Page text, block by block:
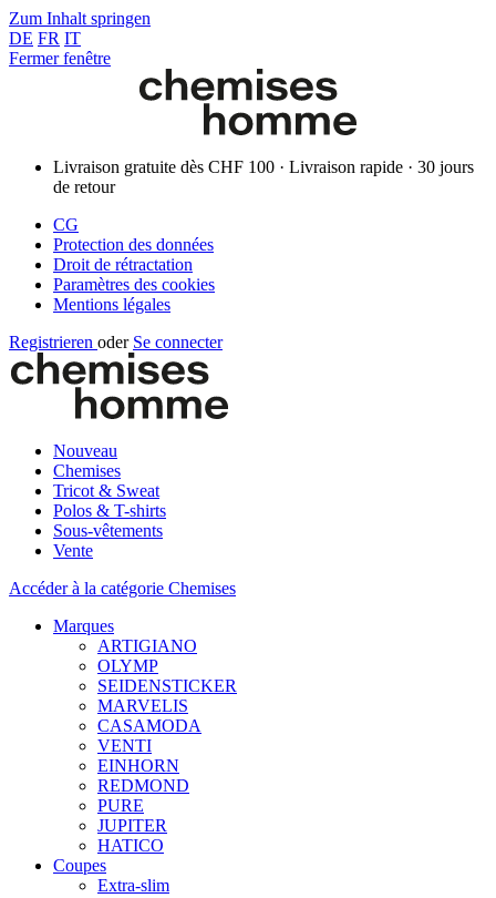
Zum Inhalt springen
DE FR IT
Fermer fenêtre
Livraison gratuite dès CHF 100 · Livraison rapide · 30 jours
de retour
CG
Protection des données
Droit de rétractation
Paramètres des cookies
Mentions légales
Registrieren oder Se connecter
Nouveau
Chemises
Tricot & Sweat
Polos & T-shirts
Sous-vêtements
Vente
Accéder à la catégorie Chemises
Marques
ARTIGIANO
OLYMP
SEIDENSTICKER
MARVELIS
CASAMODA
VENTI
EINHORN
REDMOND
PURE
JUPITER
HATICO
Coupes
Extra-slim